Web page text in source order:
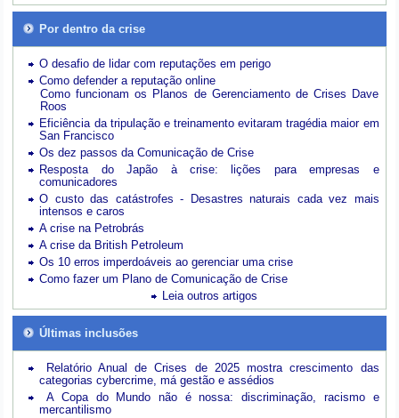
Por dentro da crise
O desafio de lidar com reputações em perigo
Como defender a reputação online
Como funcionam os Planos de Gerenciamento de Crises Dave
Roos
Eficiência da tripulação e treinamento evitaram tragédia maior em
San Francisco
Os dez passos da Comunicação de Crise
Resposta do Japão à crise: lições para empresas e
comunicadores
O custo das catástrofes -
Desastres naturais cada vez mais
intensos e caros
A crise na Petrobrás
A crise da British Petroleum
Os 10 erros imperdoáveis ao gerenciar uma crise
Como fazer um Plano de Comunicação de Crise
Leia outros artigos
Últimas inclusões
Relatório Anual de Crises de 2025 mostra crescimento das
categorias cybercrime, má gestão e assédios
A Copa do Mundo não é nossa: discriminação, racismo e
mercantilismo